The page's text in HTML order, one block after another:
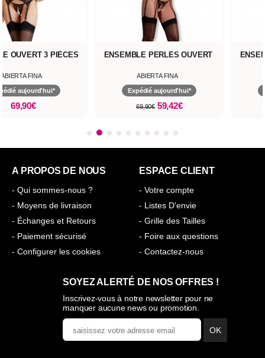
OUVERT 3 PIÈCES
ABIERTA FINA
aujourd'hui*
69,90€
ENSEMBLE PERLES OUVERT
ABIERTA FINA
Expédié aujourd'hui*
69,90€ 59,42€
A PROPOS DE NOUS
- Qui sommes-nous ?
- Moyens de livraison
- Échanges et Retours
- Paiement sécurisé
- Configurer les cookies
ESPACE CLIENT
- Votre compte
- Listes D'envie
- Grille des Tailles
- Foire aux questions
- Contactez-nous
SOYEZ ALERTÉ DE NOS OFFRES !
Inscrivez-vous à notre newsletter pour ne
manquer aucune news ou promotion.
OK